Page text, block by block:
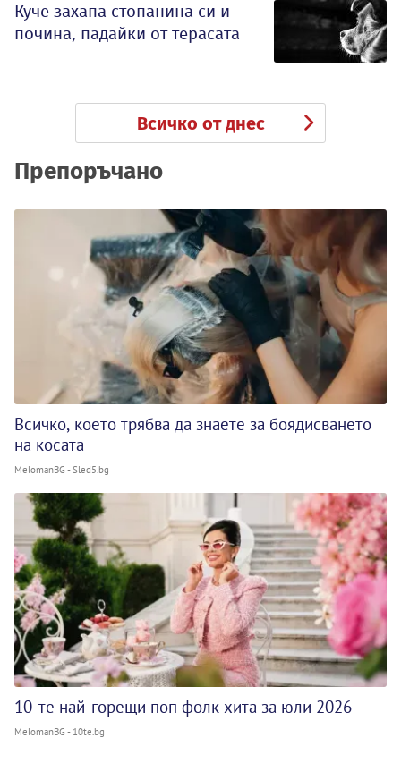
Куче захапа стопанина си и
почина, падайки от терасата
Всичко от днес
Препоръчано
Всичко, което трябва да знаете за боядисването
на косата
MelomanBG - Sled5.bg
10-те най-горещи поп фолк хита за юли 2026
MelomanBG - 10te.bg